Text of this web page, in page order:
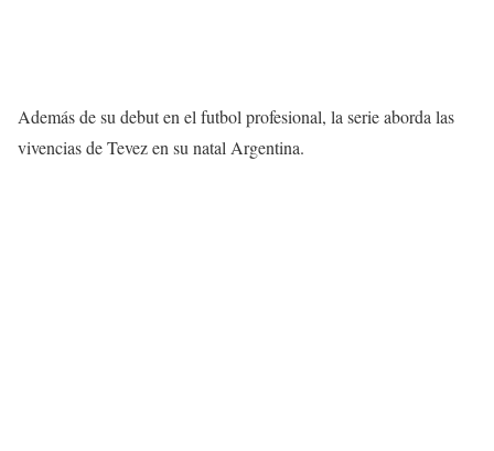
Además de su debut en el futbol profesional, la serie aborda las
vivencias de Tevez en su natal Argentina.